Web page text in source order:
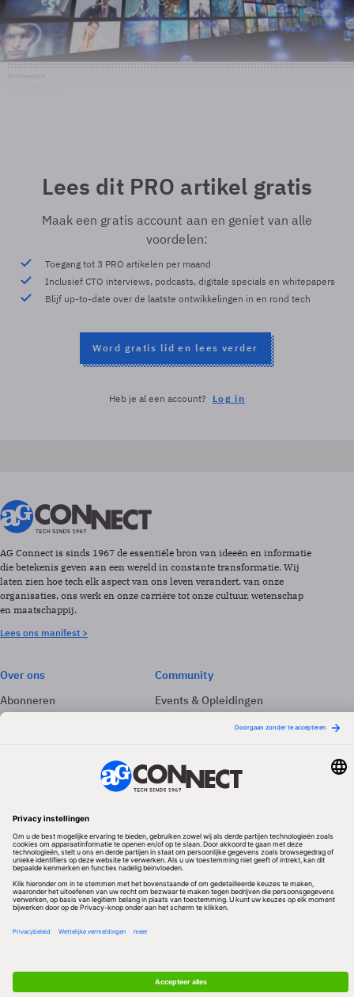
Lees dit PRO artikel gratis
Maak een gratis account aan en geniet van alle
voordelen:
Toegang tot 3 PRO artikelen per maand
Inclusief CTO interviews, podcasts, digitale specials en whitepapers
Blijf up-to-date over de laatste ontwikkelingen in en rond tech
Word gratis lid en lees verder
Heb je al een account? Log in
AG Connect is sinds 1967 de essentiële bron van ideeën en informatie
die betekenis geven aan een wereld in constante transformatie. Wij
laten zien hoe tech elk aspect van ons leven verandert, van onze
organisaties, ons werk en onze carrière tot onze cultuur, wetenschap
en maatschappij.
Lees ons manifest >
Over ons
Abonneren
Adverteren
Community
Events & Opleidingen
Volg ons
Redactionele partner
Algemene Voorwaarden & Copyrights